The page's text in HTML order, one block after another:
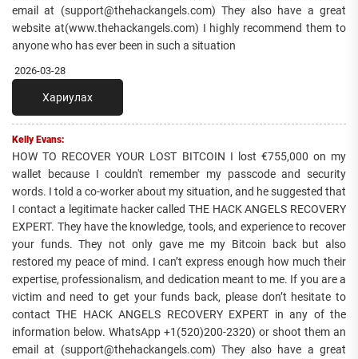
email at (support@thehackangels.com) They also have a great
website at(www.thehackangels.com) I highly recommend them to
anyone who has ever been in such a situation
2026-03-28
Хариулах
Kelly Evans:
HOW TO RECOVER YOUR LOST BITCOIN I lost €755,000 on my
wallet because I couldn't remember my passcode and security
words. I told a co-worker about my situation, and he suggested that
I contact a legitimate hacker called THE HACK ANGELS RECOVERY
EXPERT. They have the knowledge, tools, and experience to recover
your funds. They not only gave me my Bitcoin back but also
restored my peace of mind. I can’t express enough how much their
expertise, professionalism, and dedication meant to me. If you are a
victim and need to get your funds back, please don’t hesitate to
contact THE HACK ANGELS RECOVERY EXPERT in any of the
information below. WhatsApp +1(520)200-2320) or shoot them an
email at (support@thehackangels.com) They also have a great